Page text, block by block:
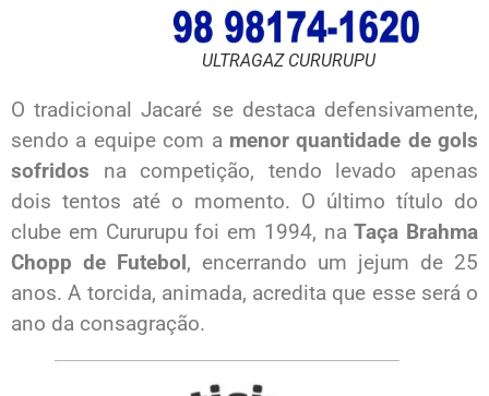
ULTRAGAZ CURURUPU
O tradicional Jacaré se destaca defensivamente,
sendo a equipe com a menor quantidade de gols
sofridos na competição, tendo levado apenas
dois tentos até o momento. O último título do
clube em Cururupu foi em 1994, naTaça Brahma
Chopp de Futebol, encerrando um jejum de 25
anos. A torcida, animada, acredita que esse será o
ano da consagração.